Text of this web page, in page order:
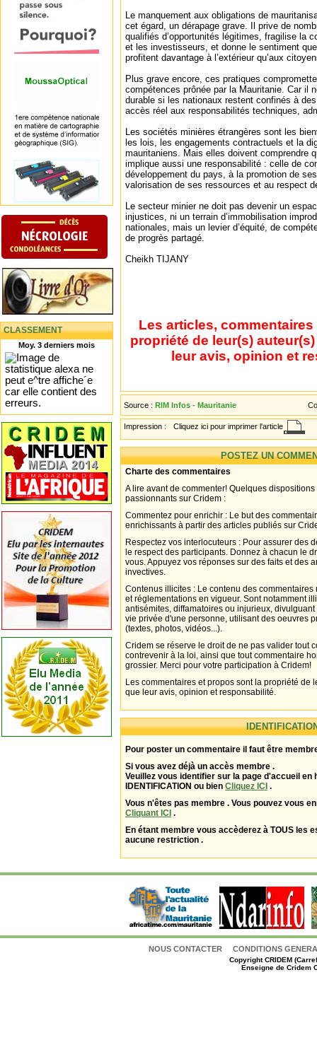
CLASSEMENT
Moy. 3 derniers mois
Le manquement aux obligations de
cet égard, un dérapage grave. Il prive de
qualifiés d’opportunités légitimes, fragilise la
et les investisseurs, et donne le sentiment
profitent davantage à l’extérieur qu’aux
Plus grave encore, ces pratiques
compétences prônée par la Mauritanie. Car il
durable si les nationaux restent confinés à
accès réel aux responsabilités techniques,
Les sociétés minières étrangères sont les
les lois, les engagements contractuels et la
mauritaniens. Mais elles doivent comprendre
implique aussi une responsabilité : celle de
développement du pays, à la promotion de
valorisation de ses ressources et au respect
Le secteur minier ne doit pas devenir un
injustices, ni un terrain d’immobilisation
nationales, mais un levier d’équité, de
de progrès partagé.
Cheikh TIJANY
Les articles,
propriété de leur(s)
leur avis, opinion et
Source : RIM Infos - Mauritanie
Impression : Cliquez ici pour imprimer l'article
POSTEZ UN
Charte des commentaires
A lire avant de commenter! Quelques
passionnants sur Cridem :
Commentez pour enrichir : Le but des
enrichissants à partir des articles publiés sur
Respectez vos interlocuteurs : Pour assurer des
le respect des participants. Donnez à chacun le
vous. Appuyez vos réponses sur des faits et des
invectives.
Contenus illicites : Le contenu des
et réglementations en vigueur. Sont notamment
antisémites, diffamatoires ou injurieux,
vie privée d'une personne, utilisant des oeuvres
(textes, photos, vidéos...).
Cridem se réserve le droit de ne pas valider tout
contrevenir à la loi, ainsi que tout commentaire
grossier. Merci pour votre participation à Cridem!
Les commentaires et propos sont la propriété de
que leur avis, opinion et responsabilité.
Pour poster un commentaire il faut être
Si vous avez déjà un accès membre .
Veuillez vous identifier sur la page d'accueil en
IDENTIFICATION ou bien Cliquez ICI .
Vous n'êtes pas membre . Vous pouvez vous
Cliquant ICI .
En étant membre vous accèderez à TOUS les
aucune restriction .
NOUS CONTACTER CONDITIONS
CopyrightCRIDEM
Enseigne de Cridem